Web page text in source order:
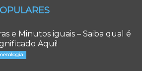
e Minutos iguais – Saiba qual é
Aqui!